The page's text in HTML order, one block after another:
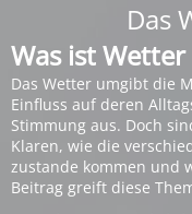
Das
Was ist Wetter
Das Wetter umgibt die
Einfluss auf deren
Stimmung aus. Doch
Klaren, wie die
zustande kommen und
Beitrag greift diese